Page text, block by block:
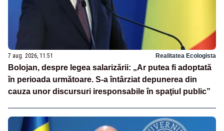
7 aug. 2026, 11:51 Realitatea Ecologista
Bolojan, despre legea salarizării: „Ar putea fi adoptată
în perioada următoare. S-a întârziat depunerea din
cauza unor discursuri iresponsabile în spaţiul public”